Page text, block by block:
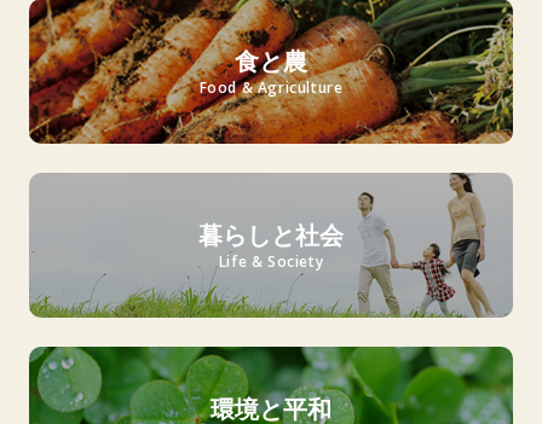
食と農
Food & Agriculture
暮らしと社会
Life & Society
環境と平和